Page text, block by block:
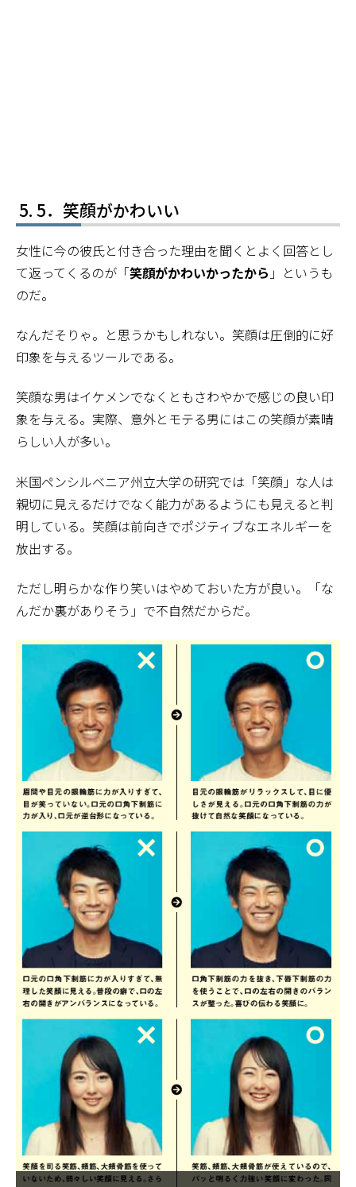
5．笑顔がかわいい
女性に今の彼氏と付き合った理由を聞くとよく回答とし
て返ってくるのが「笑顔がかわいかったから 」というも
のだ。
なんだそりゃ。と思うかもしれない。笑顔は圧倒的に好
印象を与えるツールである。
笑顔な男はイケメンでなくともさわやかで感じの良い印
象を与える。実際、意外とモテる男にはこの笑顔が素晴
らしい人が多い。
米国ペンシルベニア州立大学の研究では「笑顔」な人は
親切に見えるだけでなく能力があるようにも見えると判
明している。笑顔は前向きでポジティブなエネルギーを
放出する。
ただし明らかな作り笑いはやめておいた方が良い。「な
んだか裏がありそう」で不自然だからだ。